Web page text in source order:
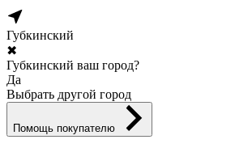
Губкинский
✖
Губкинский ваш город?
Да
Выбрать другой город
Помощь покупателю